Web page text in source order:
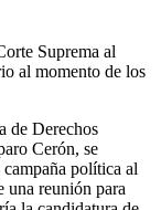
Suprema al
al momento de los
de Derechos
Cerón, se
política al
una reunión para